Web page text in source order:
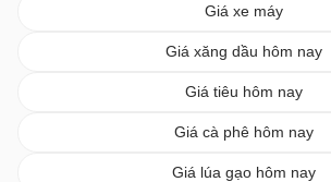
Giá xe máy
Giá xăng dầu hôm nay
Giá tiêu hôm nay
Giá cà phê hôm nay
Giá lúa gạo hôm nay